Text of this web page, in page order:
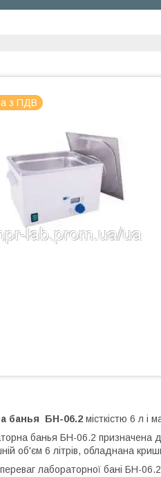
з ПДВ
банья БН-06.2 місткістю 6 л і
банья БН-06.2 призначена
об'єм 6 літрів, обладнана
лабораторної бані БН-